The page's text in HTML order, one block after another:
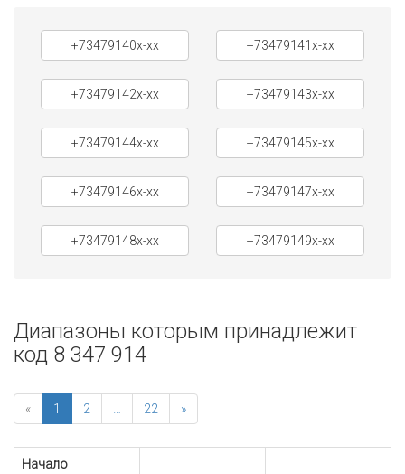
+73479140x-xx +73479141x-xx
+73479142x-xx +73479143x-xx
+73479144x-xx +73479145x-xx
+73479146x-xx +73479147x-xx
+73479148x-xx +73479149x-xx
Диапазоны которым принадлежит
код 8 347 914
« 1 2 22 »
Начало